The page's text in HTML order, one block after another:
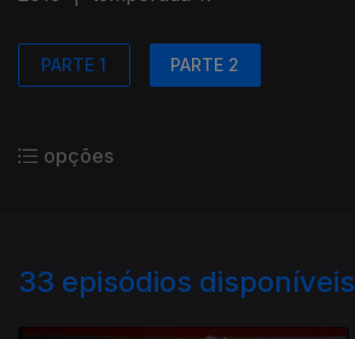
PARTE 1 PARTE 2
opções
33 episódios disponíveis